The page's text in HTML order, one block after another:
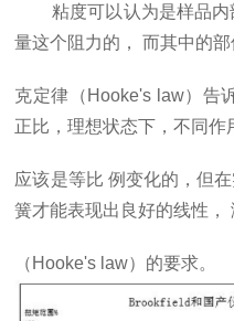
粘度可以认为是样品内
量这个阻力的，
而其中的
克定律（ Hooke's law）告
正比，理想状态下，不同作
应该是等比 例变化的，但
簧才能表现出良好的线性，
（ Hooke's law）的要求。